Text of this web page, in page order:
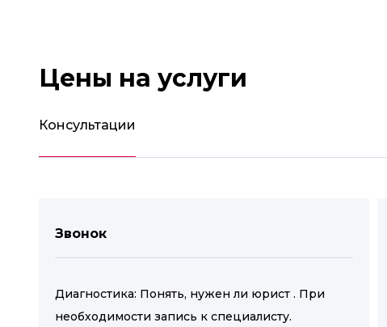
Цены на услуги
Консультации
Звонок
Диагностика: Понять, нужен ли юрист . При
необходимости запись к специалисту.